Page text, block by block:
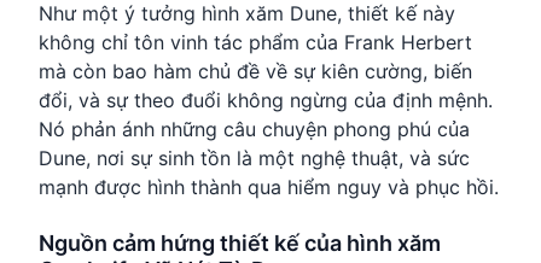
Như một ý tưởng hình xăm Dune, thiết kế này
không chỉ tôn vinh tác phẩm của Frank Herbert
mà còn bao hàm chủ đề về sự kiên cường, biến
đổi, và sự theo đuổi không ngừng của định mệnh.
Nó phản ánh những câu chuyện phong phú của
Dune, nơi sự sinh tồn là một nghệ thuật, và sức
mạnh được hình thành qua hiểm nguy và phục hồi.
Nguồn cảm hứng thiết kế của hình xăm